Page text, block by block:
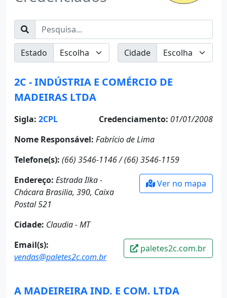
Pesquisa
Estado
Estado Cidade
Cidade
2C - INDÚSTRIA E COMÉRCIO DE
MADEIRAS LTDA
Sigla: 2CPL Credenciamento: 01/01/2008
Nome Responsável: Fabrício de Lima
Telefone(s): (66) 3546-1146 / (66) 3546-1159
Endereço: Estrada Ilka -
Chácara Brasilia, 390, Caixa
Postal 521
Cidade: Claudia - MT
Ver no mapa
Email(s):
vendas@paletes2c.com.br
paletes2c.com.br
A MADEIREIRA IND. E COM. LTDA